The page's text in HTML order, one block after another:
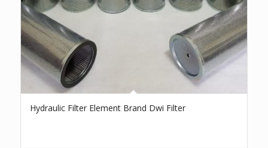
Hydraulic Filter Element Brand Dwi Filter